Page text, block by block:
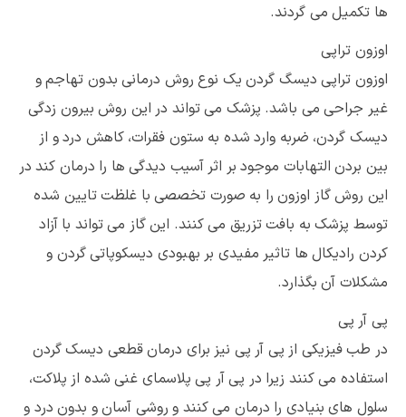
ها تکمیل می گردند.
اوزون تراپی
اوزون تراپی دیسگ گردن یک نوع روش درمانی بدون تهاجم و
غیر جراحی می باشد. پزشک می تواند در این روش بیرون زدگی
دیسک گردن، ضربه وارد شده به ستون فقرات، کاهش درد و از
بین بردن التهابات موجود بر اثر آسیب دیدگی ها را درمان کند در
این روش گاز اوزون را به صورت تخصصی با غلظت تایین شده
توسط پزشک به بافت تزریق می کنند. این گاز می تواند با آزاد
کردن رادیکال ها تاثیر مفیدی بر بهبودی دیسکوپاتی گردن و
مشکلات آن بگذارد.
پی آر پی
در طب فیزیکی از پی آر پی نیز برای درمان قطعی دیسک گردن
استفاده می کنند زیرا در پی آر پی پلاسمای غنی شده از پلاکت،
سلول های بنیادی را درمان می کنند و روشی آسان و بدون درد و